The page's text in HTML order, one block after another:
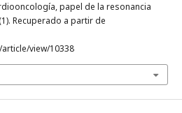
papel de la resonancia
Recuperado a partir de
view/10338